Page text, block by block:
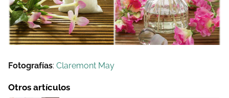
Fotografías: Claremont May
Otros artículos